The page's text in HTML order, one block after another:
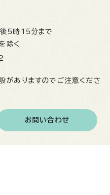
5時15分まで
除く
がありますのでご注意くださ
お問い合わせ